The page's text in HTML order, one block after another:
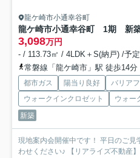
龍ケ崎市小通幸谷町
龍ケ崎市小通幸谷町 1期 新
3,098万円
- / 113.73㎡ / 4LDK＋S(納戸) /予定
常磐線「龍ケ崎市」駅 徒歩14分
都市ガス 陽当り良好 バリア
ウォークインクロゼット
ウォー
新築
現地案内会開催中です！ 平日のご見
わせください♪ 【リアライズ不